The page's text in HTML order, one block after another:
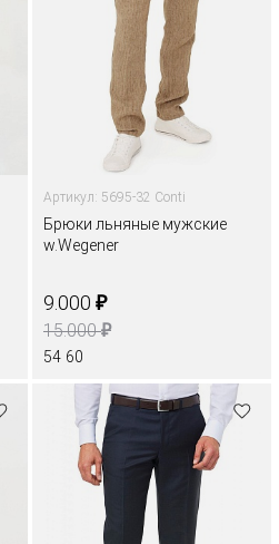
Артикул: 5695-32 Conti
Брюки льняные мужские
w.Wegener
9.000 ₽
15.000₽
54 60